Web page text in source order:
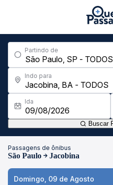
Partindo de
Indo para
Ida
Buscar
Passagens de ônibus
São Paulo Jacobina
Domingo, 09 de Agosto